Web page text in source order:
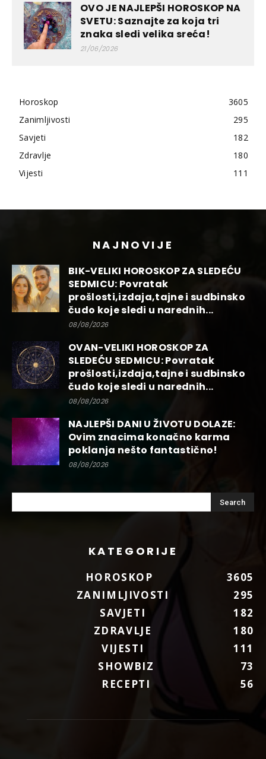
OVO JE NAJLEPŠI HOROSKOP NA
SVETU: Saznajte za koja tri
znaka sledi velika sreća!
21/06/2026
Horoskop
3605
Zanimljivosti
295
Savjeti
182
Zdravlje
180
Vijesti
111
NAJNOVIJE
BIK-VELIKI HOROSKOP ZA SLEDEĆU
SEDMICU: Povratak
prošlosti,izdaja,tajne i sudbinsko
čudo koje sledi u narednih...
08/08/2026
OVAN-VELIKI HOROSKOP ZA
SLEDEĆU SEDMICU: Povratak
prošlosti,izdaja,tajne i sudbinsko
čudo koje sledi u narednih...
08/08/2026
NAJLEPŠI DANI U ŽIVOTU DOLAZE:
Ovim znacima konačno karma
poklanja nešto fantastično!
08/08/2026
KATEGORIJE
HOROSKOP
3605
ZANIMLJIVOSTI
295
SAVJETI
182
ZDRAVLJE
180
VIJESTI
111
SHOWBIZ
73
RECEPTI
56